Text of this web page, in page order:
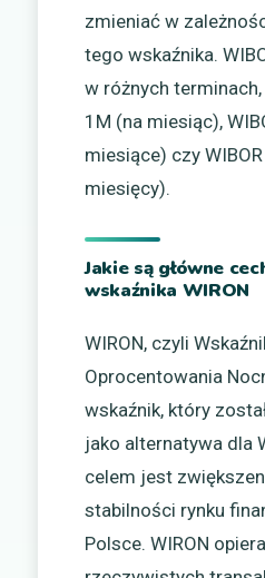
zmieniać w
tego wskaźnika.
w różnych terminach,
1M (na miesiąc),
miesiące) czy
miesięcy).
Jakie są główne
wskaźnika WIRON
WIRON, czyli
Oprocentowania
wskaźnik, który
jako alternatywa dla
celem jest
stabilności rynku
Polsce. WIRON